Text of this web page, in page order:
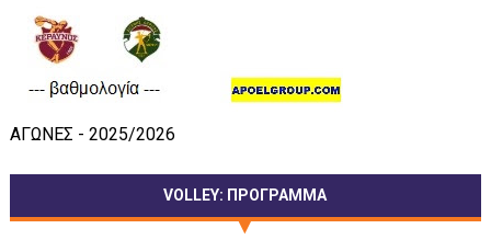
ΑΓΩΝΕΣ - 2025/2026
VOLLEY: ΠΡΟΓΡΑΜΜΑ